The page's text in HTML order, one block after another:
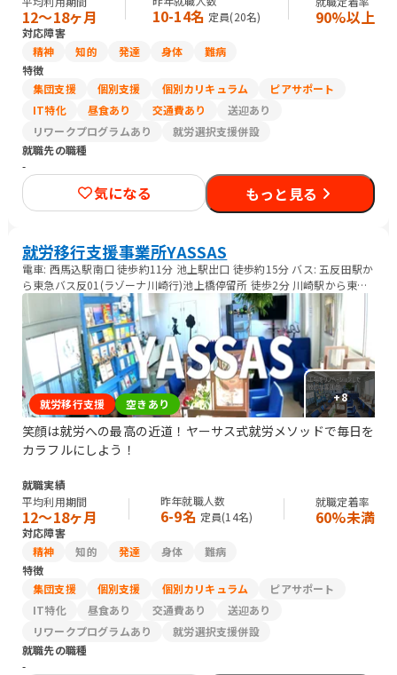
12〜18ヶ月 10-14名 定員(20名) 90%以上
対応障害
精神
知的 発達 身体
難病
特徴
集団支援
個別支援 個別カリキュラム
ピアサポート
IT特化
昼食あり 交通費あり
送迎あり
リワークプログラムあり
就労選択支援併設
就職先の職種
-
気になる もっと見る
就労移行支援事業所YASSAS
電車: 西馬込駅南口 徒歩約11分 池上駅出口 徒歩約15分 バス: 五反田駅か
ら東急バス反01(ラゾーナ川崎行)池上橋停留所 徒歩2分 川崎駅から東急
バス反01(五反田駅行)池上橋停留所 徒歩2分 田園調布駅からバス蒲12(蒲
田駅行)安詳寺前停留所 徒歩4分 蒲田駅からバス蒲12(田園調布駅行)安詳
寺前停留所 徒歩4分 大森駅からバス森05(洗足池行)安詳寺前停留所 徒歩
4分 洗足池からバス森0
+8
就労移行支援 空きあり
笑顔は就労への最高の近道！ヤーサス式就労メソッドで毎日を
カラフルにしよう！
就職実績
平均利用期間
12〜18ヶ月
昨年就職人数
6-9名 定員(14名)
就職定着率
60%未満
対応障害
精神
知的 発達 身体
難病
特徴
集団支援
個別支援 個別カリキュラム
ピアサポート
IT特化
昼食あり 交通費あり
送迎あり
リワークプログラムあり
就労選択支援併設
就職先の職種
-